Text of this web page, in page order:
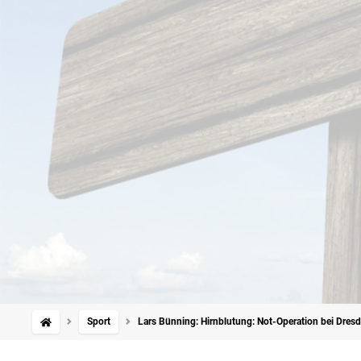
Sport Lars Bünning: Hirnblutung: Not-Operation bei